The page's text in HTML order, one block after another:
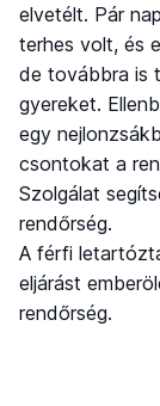
elvetélt. Pár
terhes volt, és
de továbbra is
gyereket.
egy
csontokat a
Szolgálat
rendőrség.
A férfi
eljárást
rendőrség.